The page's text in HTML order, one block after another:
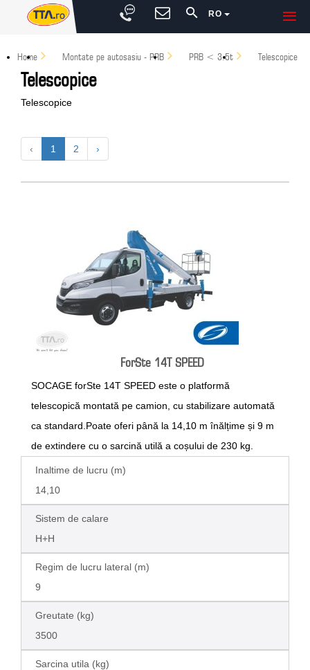
RO
Home Montate pe autosasiu - PRB PRB < 3.5t Telescopice
Telescopice
Telescopice
‹ 1 2 ›
ForSte 14T SPEED
SOCAGE forSte 14T SPEED este o platformă
telescopică montată pe camion, cu stabilizare automată
ca standard.Poate oferi până la 14,10 m înălțime și 9 m
de extindere cu o sarcină utilă a coșului de 230 kg.
Inaltime de lucru (m)
14,10
Sistem de calare
H+H
Regim de lucru lateral (m)
9
Greutate (kg)
3500
Sarcina utila (kg)